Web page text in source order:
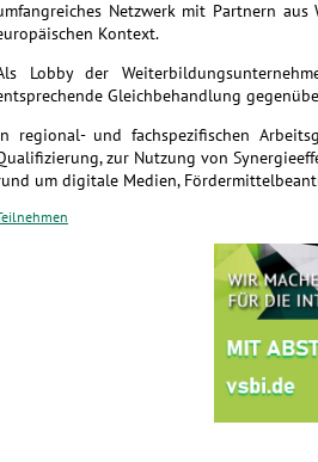
Netzwerk mit Partnern
Kontext.
Lobby der
Gleichbehandlung
regional- und fachspezifischen
zur Nutzung von
um digitale Medien,